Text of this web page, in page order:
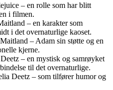
– en rolle som har blitt
i filmen.
– en karakter som
i det overnaturlige kaoset.
– Adam sin støtte og en
kjerne.
– en mystisk og samrøyket
til det overnaturlige.
Deetz – som tilfører humor og